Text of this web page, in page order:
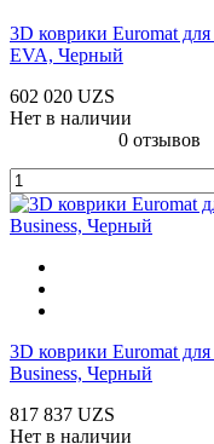
3D коврики Euromat
EVA, Черный
602 020 UZS
Нет в наличии
0 отзывов
3D коврики Euromat
Business, Черный
817 837 UZS
Нет в наличии